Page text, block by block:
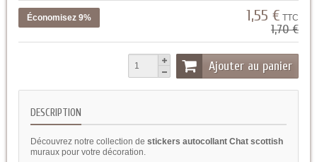
Économisez 9% 1,55 € TTC
1,70 €
Ajouter au panier
DESCRIPTION
Découvrez notre collection de stickers autocollant Chat scottish
muraux pour votre décoration.